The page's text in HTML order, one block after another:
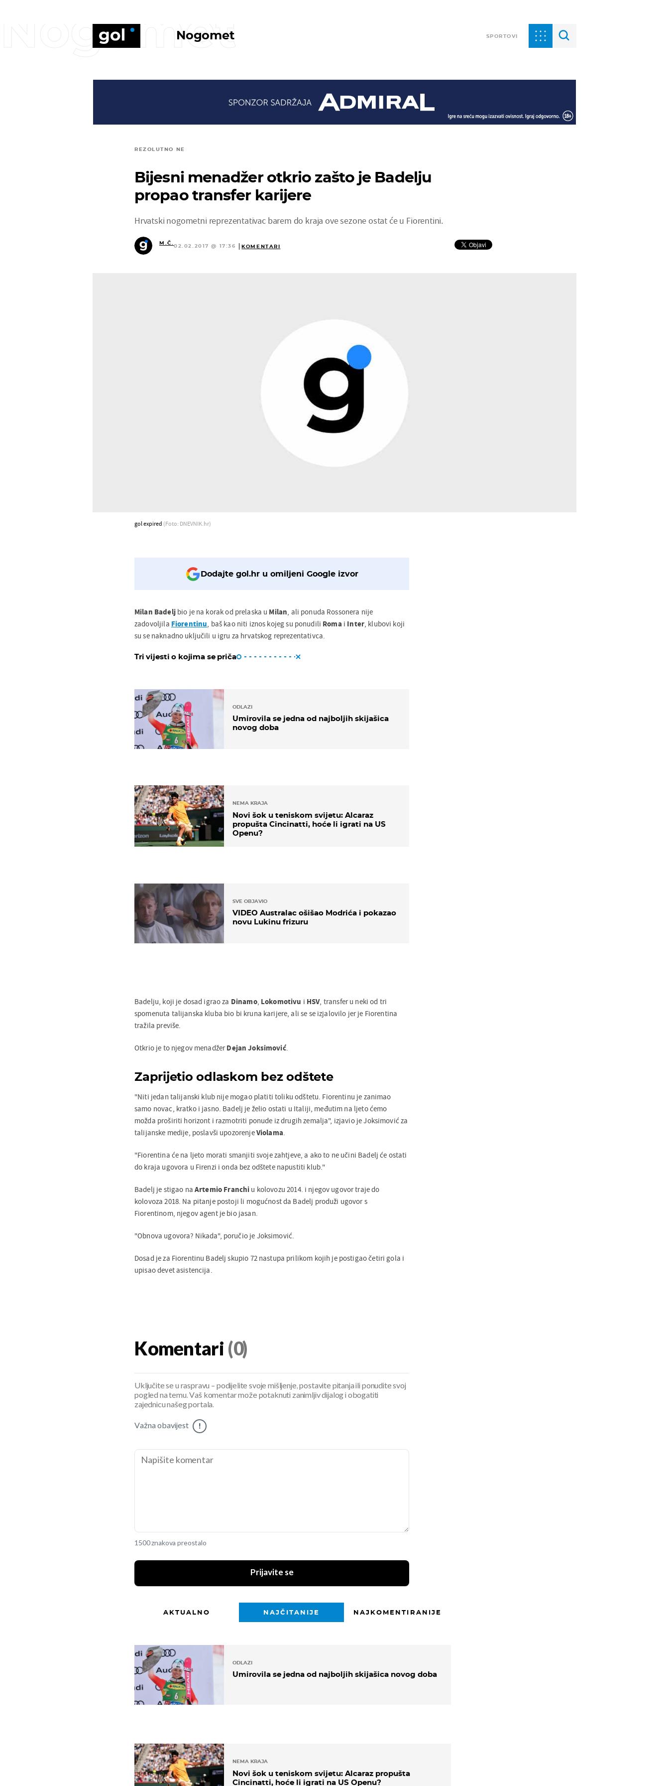
Nogomet SPORTOVI
Nogomet
REZOLUTNO NE
Bijesni menadžer otkrio zašto je Badelju
propao transfer karijere
Hrvatski nogometni reprezentativac barem do kraja ove sezone ostat će u Fiorentini.
M.Č.
02.02.2017 @ 17:36 KOMENTARI
gol expired (Foto: DNEVNIK.hr)
Dodajte gol.hr u omiljeni Google izvor
Milan Badeljbio je na korak od prelaska u Milan, ali ponuda Rossonera nije
zadovoljila Fiorentinu, baš kao niti iznos kojeg su ponudili Roma i Inter, klubovi koji
su se naknadno uključili u igru za hrvatskog reprezentativca.
Tri vijesti o kojima se priča
ODLAZI
Umirovila se jedna od najboljih skijašica
novog doba
NEMA KRAJA
Novi šok u teniskom svijetu: Alcaraz
propušta Cincinatti, hoće li igrati na US
Openu?
SVE OBJAVIO
VIDEO Australac ošišao Modrića i pokazao
novu Lukinu frizuru
Badelju, koji je dosad igrao za Dinamo, Lokomotivu i HSV, transfer u neki od tri
spomenuta talijanska kluba bio bi kruna karijere, ali se se izjalovilo jer je Fiorentina
tražila previše.
Otkrio je to njegov menadžerDejan Joksimović.
Zaprijetio odlaskom bez odštete
"Niti jedan talijanski klub nije mogao platiti toliku odštetu. Fiorentinu je zanimao
samo novac, kratko i jasno. Badelj je želio ostati u Italiji, međutim na ljeto ćemo
možda proširiti horizont i razmotriti ponude iz drugih zemalja", izjavio je Joksimović za
talijanske medije, poslavši upozorenjeViolama.
"Fiorentina će na ljeto morati smanjiti svoje zahtjeve, a ako to ne učini Badelj će ostati
do kraja ugovora u Firenzi i onda bez odštete napustiti klub."
Badelj je stigao na Artemio Franchi u kolovozu 2014. i njegov ugovor traje do
kolovoza 2018. Na pitanje postoji li mogućnost da Badelj produži ugovor s
Fiorentinom, njegov agent je bio jasan.
"Obnova ugovora? Nikada", poručio je Joksimović.
Dosad je za Fiorentinu Badelj skupio 72 nastupa prilikom kojih je postigao četiri gola i
upisao devet asistencija.
Komentari (0)
Uključite se u raspravu – podijelite svoje mišljenje, postavite pitanja ili ponudite svoj
pogled na temu. Vaš komentar može potaknuti zanimljiv dijalog i obogatiti
zajednicu našeg portala.
Važna obavijest !
1500 znakova preostalo
Prijavite se
AKTUALNO NAJČITANIJE NAJKOMENTIRANIJE
ODLAZI
Umirovila se jedna od najboljih skijašica novog doba
NEMA KRAJA
Novi šok u teniskom svijetu: Alcaraz propušta
Cincinatti, hoće li igrati na US Openu?